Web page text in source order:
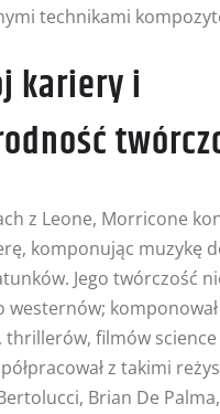
technikami
kariery i
z Leone, Morricone
komponując muzykę
Jego twórczość
westernów;
thrillerów, filmów
z takimi
Brian De